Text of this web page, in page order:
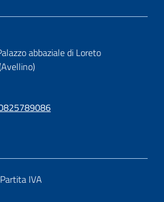
abbaziale di Loreto
IVA